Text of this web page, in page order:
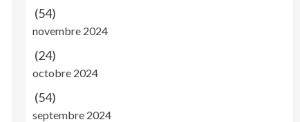
(54)
novembre 2024
(24)
octobre 2024
(54)
septembre 2024